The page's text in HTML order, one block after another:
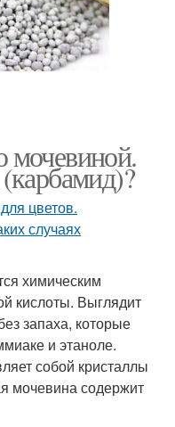
мочевиной.
химическим
кислоты. Выглядит
запаха, которые
и этаноле.
собой кристаллы
мочевина содержит